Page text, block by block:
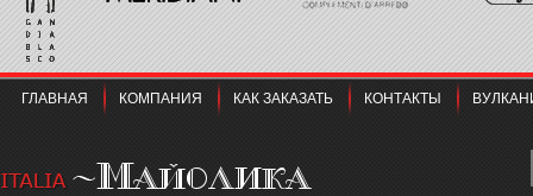
ГЛАВНАЯ КОМПАНИЯ КАК ЗАКАЗАТЬ КОНТАКТЫ